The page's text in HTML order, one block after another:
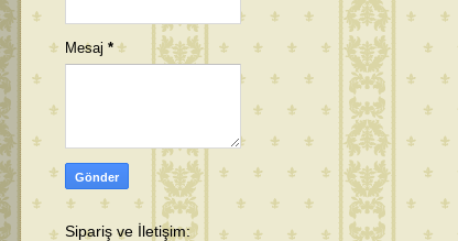
Mesaj *
Sipariş ve İletişim: